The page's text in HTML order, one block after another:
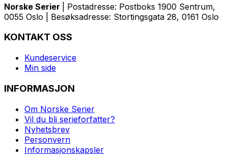
Norske Serier
| Postadresse: Postboks 1900 Sentrum,
0055 Oslo | Besøksadresse: Stortingsgata 28, 0161 Oslo
KONTAKT OSS
Kundeservice
Min side
INFORMASJON
Om Norske Serier
Vil du bli serieforfatter?
Nyhetsbrev
Personvern
Informasjonskapsler